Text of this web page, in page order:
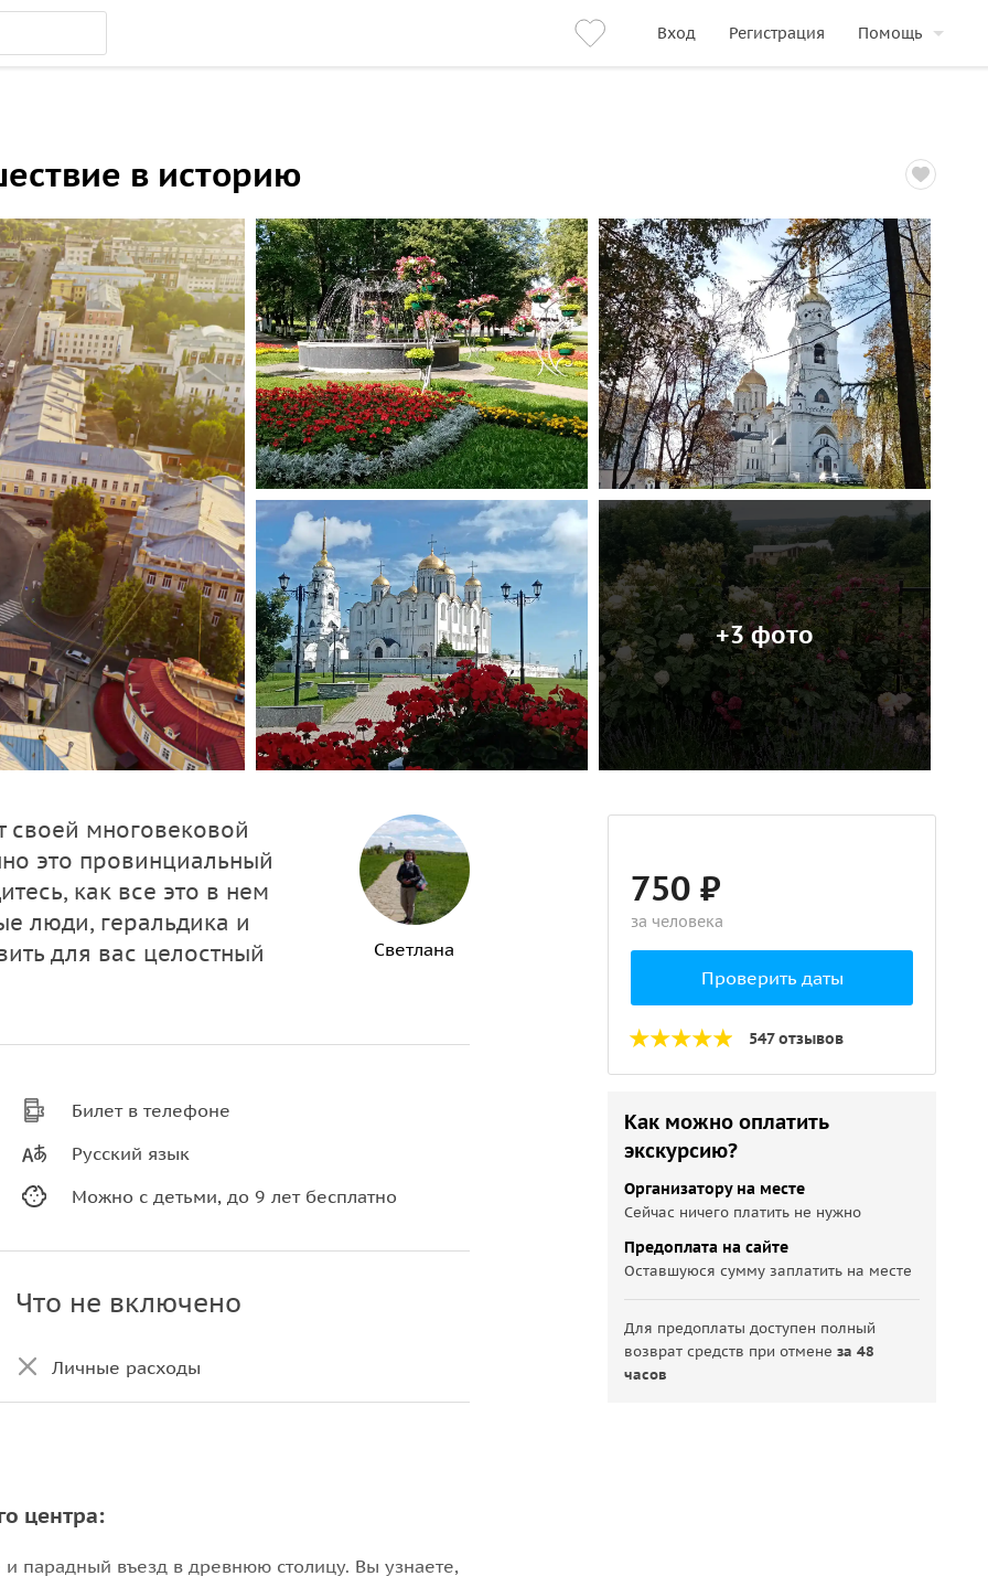
Вход Регистрация Помощь
в историю
+3 фото
своей многовековой
это провинциальный
как все это в нем
люди, геральдика и
для вас целостный
Светлана
Билет в телефоне
Русский язык
Можно с детьми, до 9 лет бесплатно
Что не включено
Личные расходы
центра:
парадный въезд в древнюю столицу. Вы узнаете,
750 ₽
за человека
Проверить даты
547 отзывов
Как можно оплатить
экскурсию?
Организатору на месте
Сейчас ничего платить не нужно
Предоплата на сайте
Оставшуюся сумму заплатить на месте
Для предоплаты доступен полный
возврат средств при отменеза 48
часов